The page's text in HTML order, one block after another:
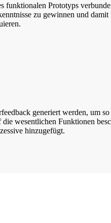
funktionalen Prototyps
zu gewinnen und
generiert werden, um
wesentlichen Funktionen
hinzugefügt.